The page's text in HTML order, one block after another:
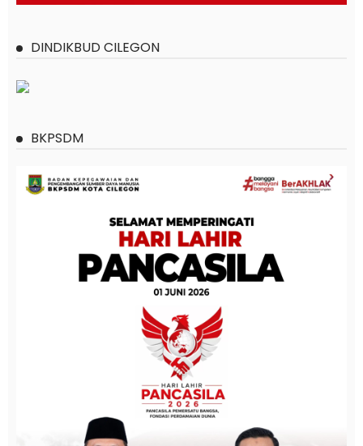
DINDIKBUD CILEGON
BKPSDM